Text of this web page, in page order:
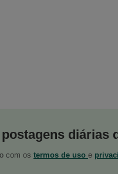
diárias
com os termos de uso e